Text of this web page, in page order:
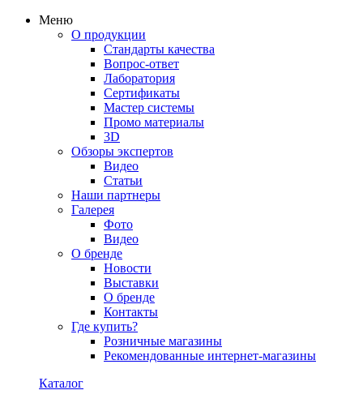
Меню
О продукции
Стандарты качества
Вопрос-ответ
Лаборатория
Сертификаты
Мастер системы
Промо материалы
3D
Обзоры экспертов
Видео
Статьи
Наши партнеры
Галерея
Фото
Видео
О бренде
Новости
Выставки
О бренде
Контакты
Где купить?
Розничные магазины
Рекомендованные интернет-магазины
Каталог